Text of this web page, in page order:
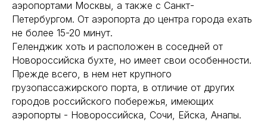
аэропортами Москвы, а также с Санкт-
Петербургом. От аэропорта до центра города ехать
не более 15-20 минут.
Геленджик хоть и расположен в соседней от
Новороссийска бухте, но имеет свои особенности.
Прежде всего, в нем нет крупного
грузопассажирского порта, в отличие от других
городов российского побережья, имеющих
аэропорты - Новороссийска, Сочи, Ейска, Анапы.